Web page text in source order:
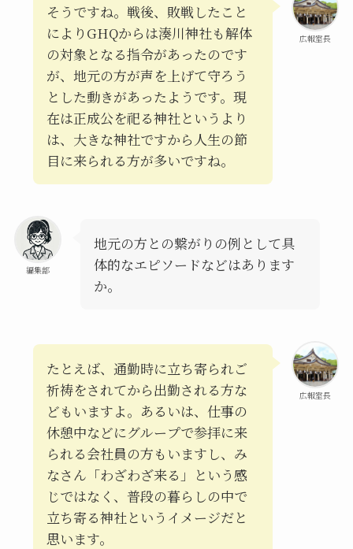
広報室長
そうですね。戦後、敗戦したこと
によりGHQからは湊川神社も解体
の対象となる指令があったのです
が、地元の方が声を上げて守ろう
とした動きがあったようです。現
在は正成公を祀る神社というより
は、大きな神社ですから人生の節
目に来られる方が多いですね。
編集部
地元の方との繋がりの例として具
体的なエピソードなどはあります
か。
広報室長
たとえば、通勤時に立ち寄られご
祈祷をされてから出勤される方な
どもいますよ。あるいは、仕事の
休憩中などにグループで参拝に来
られる会社員の方もいますし、み
なさん「わざわざ来る」という感
じではなく、普段の暮らしの中で
立ち寄る神社というイメージだと
思います。